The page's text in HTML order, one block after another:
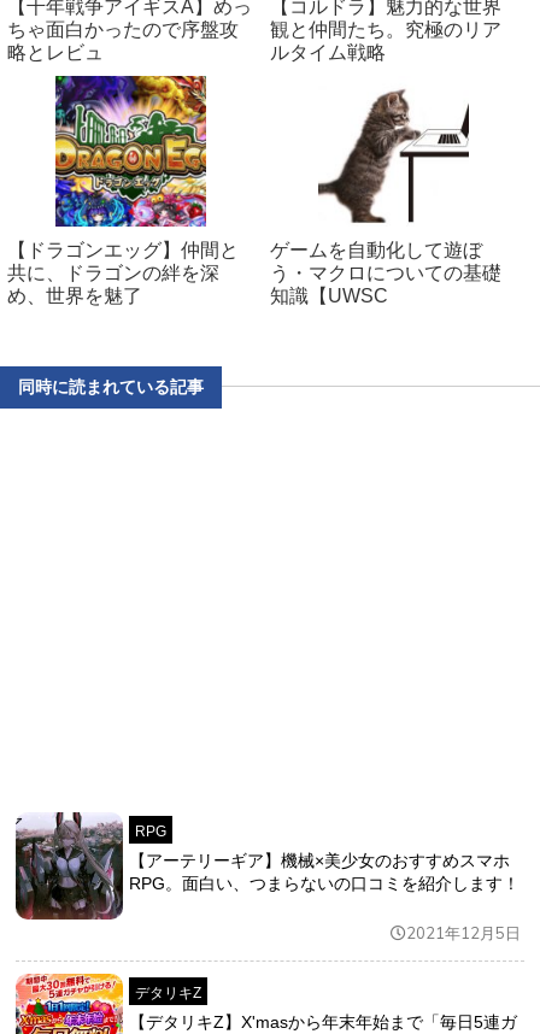
【千年戦争アイギスA】めっ
ちゃ面白かったので序盤攻
略とレビュ
【コルドラ】魅力的な世界
観と仲間たち。究極のリア
ルタイム戦略
【ドラゴンエッグ】仲間と
共に、ドラゴンの絆を深
め、世界を魅了
ゲームを自動化して遊ぼ
う・マクロについての基礎
知識【UWSC
同時に読まれている記事
RPG
【アーテリーギア】機械×美少女のおすすめスマホ
RPG。面白い、つまらないの口コミを紹介します！
2021年12月5日
デタリキZ
【デタリキZ】X'masから年末年始まで「毎日5連ガ